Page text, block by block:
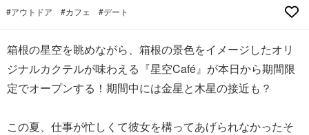
#アウトドア #カフェ #デート
箱根の星空を眺めながら、箱根の景色をイメージしたオリ
ジナルカクテルが味わえる『星空Café』が本日から期間限
定でオープンする！期間中には金星と木星の接近も？
この夏、仕事が忙しくて彼女を構ってあげられなかったそ